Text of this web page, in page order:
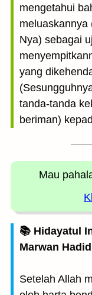
mengetahui
meluaskannya
Nya) sebagai
yang
tanda-tanda
beriman)
Mau
📚 Hidayatul
Marwan
Setelah Allah